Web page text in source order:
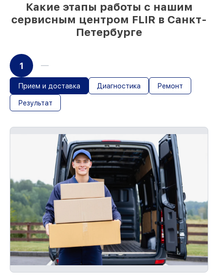
Какие этапы работы с нашим
сервисным центром FLIR в Санкт-
Петербурге
1
Прием и доставка Диагностика Ремонт
Результат